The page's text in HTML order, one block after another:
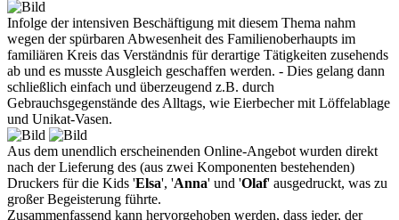
Infolge der intensiven Beschäftigung mit diesem Thema nahm
wegen der spürbaren Abwesenheit des Familienoberhaupts im
familiären Kreis das Verständnis für derartige Tätigkeiten zusehends
ab und es musste Ausgleich geschaffen werden. - Dies gelang dann
schließlich einfach und überzeugend z.B. durch
Gebrauchsgegenstände des Alltags, wie Eierbecher mit Löffelablage
und Unikat-Vasen.
Aus dem unendlich erscheinenden Online-Angebot wurden direkt
nach der Lieferung des (aus zwei Komponenten bestehenden)
Druckers für die Kids 'Elsa', 'Anna' und 'Olaf' ausgedruckt, was zu
großer Begeisterung führte.
Zusammenfassend kann hervorgehoben werden, dass jeder, der